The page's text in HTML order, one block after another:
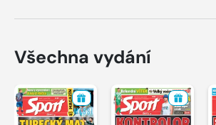
Všechna vydání